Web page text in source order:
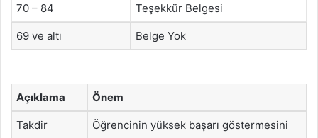
70 – 84 Teşekkür Belgesi
69 ve altı Belge Yok
Açıklama Önem
Takdir
Öğrencinin yüksek başarı göstermesini